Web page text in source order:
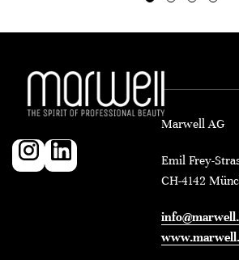
Marwell AG
Emil Frey-
CH-4142